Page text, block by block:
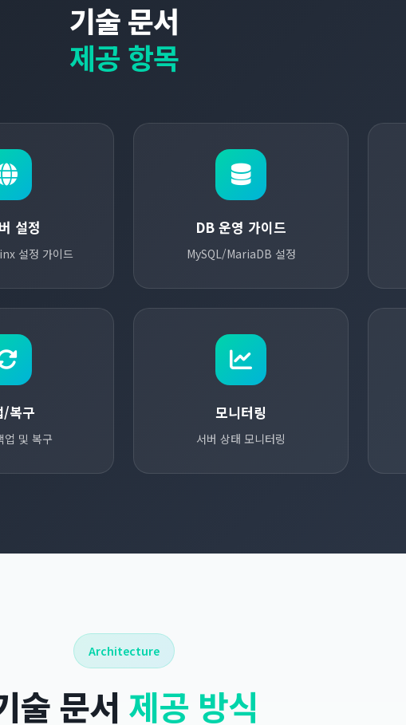
기술 문서
제공 항목
설정
설정 가이드
DB 운영 가이드
MySQL/MariaDB 설정
/복구
업 및 복구
모니터링
서버 상태 모니터링
Architecture
술 문서 제공 방식